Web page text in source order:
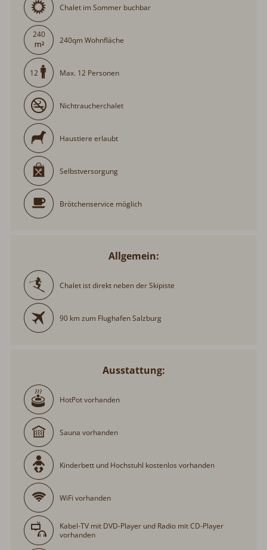
Chalet im Sommer buchbar
240
240qm Wohnfläche
12 Max. 12 Personen
Nichtraucherchalet
Haustiere erlaubt
Selbstversorgung
Brötchenservice möglich
Allgemein:
Chalet ist direkt neben der Skipiste
90 km zum Flughafen Salzburg
Ausstattung:
HotPot vorhanden
Sauna vorhanden
Kinderbett und Hochstuhl kostenlos vorhanden
WiFi vorhanden
Kabel-TV mit DVD-Player und Radio mit CD-Player
vorhanden